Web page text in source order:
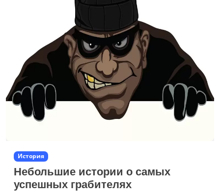
История
Небольшие истории о самых
успешных грабителях